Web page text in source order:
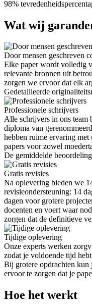
98%
Wat wij
Door mensen geschreven
Elke paper wordt volledig
relevante bronnen uit
zorgen we ervoor dat elk
Gedetailleerde
Professionele schrijvers
Alle schrijvers in ons
diploma van
hebben ruime ervaring met
papers voor zowel
De gemiddelde
Gratis revisies
Na oplevering bieden we
revisieondersteuning: 14
dagen voor grotere
docenten en voert waar
zorgen dat de definitieve
Tijdige oplevering
Onze experts werken
zodat je voldoende tijd
Bij grotere opdrachten kun
ervoor te zorgen dat je
Hoe het werkt